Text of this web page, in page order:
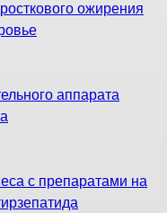
ожирения
аппарата
с препаратами на